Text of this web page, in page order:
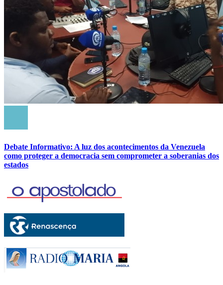
Debate Informativo: A luz dos acontecimentos da Venezuela
como proteger a democracia sem comprometer a soberanias dos
estados